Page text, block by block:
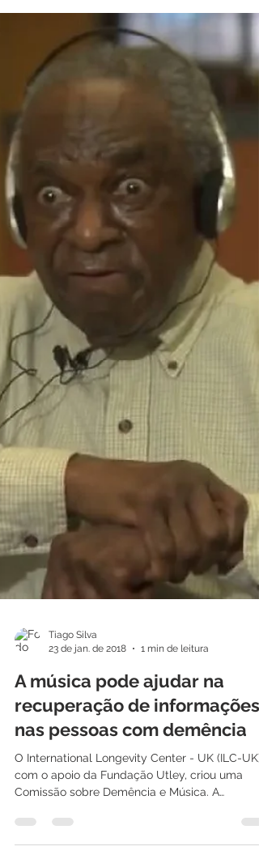
Os custos da doença, na sua maioria
ao impacto que esta tem na vida profissional
doentes e dos seus cuidadores, chegam aos...
Tiago Silva
A música pode ajudar na